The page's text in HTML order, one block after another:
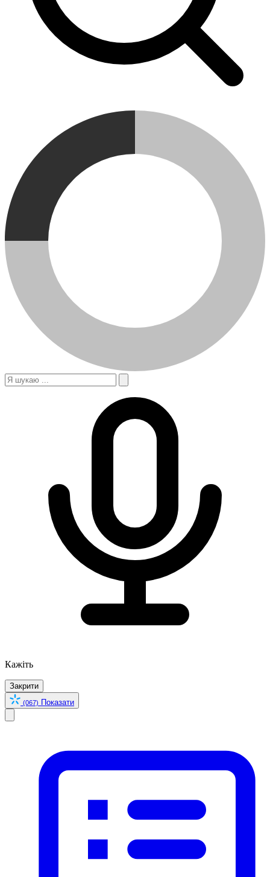
Кажіть
Закрити
(067) Показати